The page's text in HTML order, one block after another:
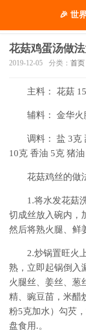
花菇鸡蛋汤做
2019-12-05 分类： 首页
主料： 花菇
辅料： 金华火
调料： 盐 3克
10克 香油 5克 猪
花菇鸡丝的做
1.将水发花菇
切成丝放入碗内，
然后将熟火腿、鲜
2.炒锅置旺火
熟，立即起锅倒入
火腿丝、姜丝、葱
精、豌豆苗，米醋
粉5克加水）勾芡
盘食用.。
🎉 世